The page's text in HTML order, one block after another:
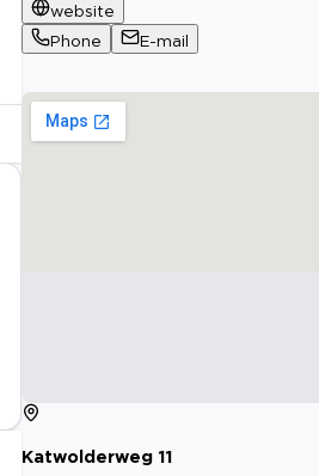
website
Phone
E-mail
Katwolderweg 11